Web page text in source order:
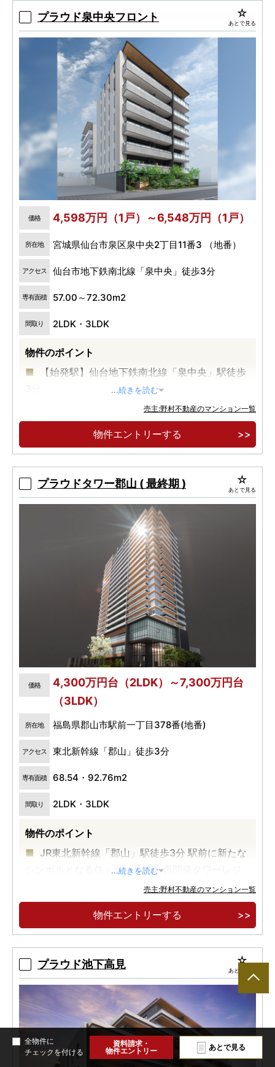
プラウド泉中央フロント あとで見る
価格 4,598万円（1戸）～6,548万円（1戸）
所在地 宮城県仙台市泉区泉中央2丁目11番3 （地番）
アクセス 仙台市地下鉄南北線「泉中央」徒歩3分
専有面積 57.00～72.30m2
間取り 2LDK・3LDK
物件のポイント
【始発駅】仙台地下鉄南北線「泉中央」駅徒歩
【低炭素認定住宅】×【ZEH-M Oriented】家計
にやさしく、住まう快適性を追求
【中型犬とも暮らせる】ペットOKマンション
...続きを読む
売主:野村不動産のマンション一覧
物件エントリーする
プラウドタワー郡山 ( 最終期 ) あとで見る
価格
4,300万円台（2LDK）～7,300万円台
（3LDK）
所在地 福島県郡山市駅前一丁目378番(地番)
アクセス 東北新幹線「郡山」徒歩3分
専有面積 68.54・92.76m2
間取り 2LDK・3LDK
物件のポイント
JR東北新幹線「郡山」駅徒歩3分 駅前に新たな
シンボルとなる住・医一体複合再開発タワーレジ
全157邸・21階建タワーレジデンス スカイラウ
ンジ・ブックラウンジなど充実な共用空間採用
「寿泉堂綜合病院」徒歩２分など充実した生活利
便を享受
...続きを読む
売主:野村不動産のマンション一覧
物件エントリーする
プラウド池下高見 あとで見る
全物件に
チェックを付ける
資料請求・
物件エントリー
あとで見る